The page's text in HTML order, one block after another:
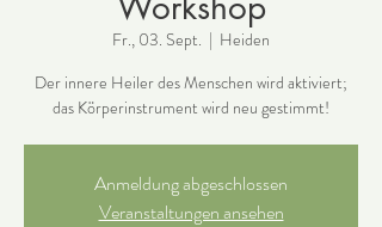
Fr., 03. Sept.
  |
Heiden
Der innere Heiler des Menschen wird aktiviert;
das Körperinstrument wird neu gestimmt!
Anmeldung abgeschlossen
Veranstaltungen ansehen